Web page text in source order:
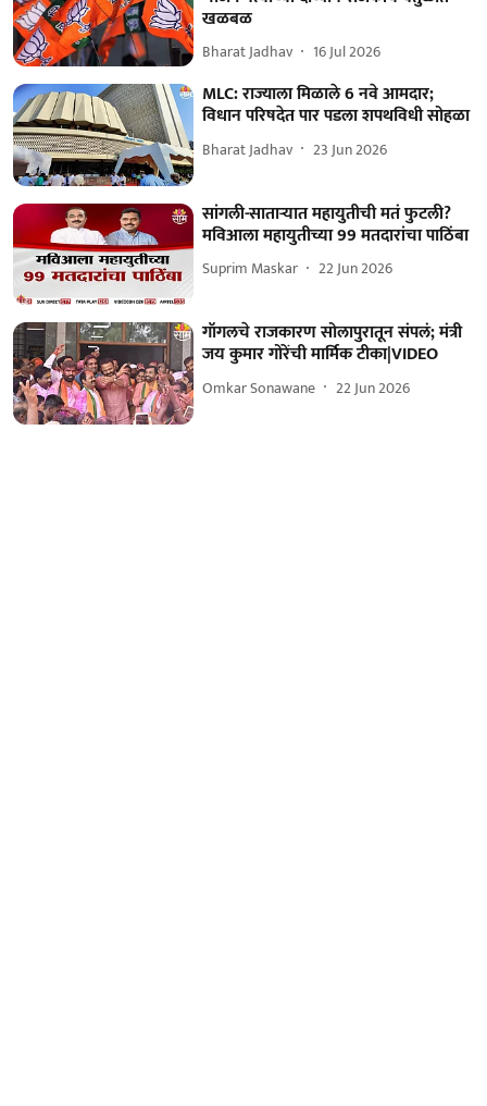
खळबळ
Bharat Jadhav 16 Jul 2026
MLC: राज्याला मिळाले 6 नवे आमदार;
विधान परिषदेत पार पडला शपथविधी सोहळा
Bharat Jadhav 23 Jun 2026
सांगली-साताऱ्यात महायुतीची मतं फुटली?
मविआला महायुतीच्या 99 मतदारांचा पाठिंबा
Suprim Maskar 22 Jun 2026
गॉगलचे राजकारण सोलापुरातून संपलं; मंत्री
जय कुमार गोरेंची मार्मिक टीका|VIDEO
Omkar Sonawane 22 Jun 2026